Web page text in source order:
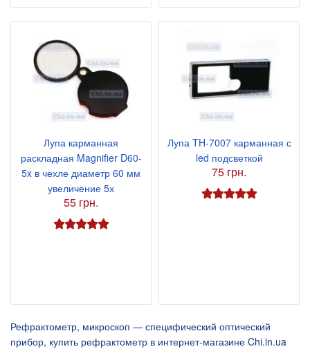
Лупа карманная
раскладная Magnifier D60-
5x в чехле диаметр 60 мм
увеличение 5х
55 грн.
Лупа TH-7007 карманная с
led подсветкой
75 грн.
Рефрактометр, микроскоп — специфический оптический
прибор, купить рефрактометр в интернет-магазине Chi.in.ua